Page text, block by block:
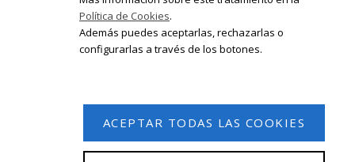
Política de Cookies.
Además puedes aceptarlas, rechazarlas o
configurarlas a través de los botones.
ACEPTAR TODAS LAS COOKIES